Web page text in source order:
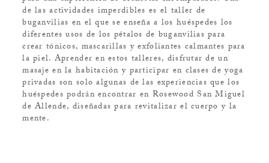
de las actividades imperdibles es el taller de
buganvilias en el que se enseña a los huéspedes los
diferentes usos de los pétalos de buganvilias para
crear tónicos, mascarillas y exfoliantes calmantes para
la piel. Aprender en estos talleres, disfrutar de un
masaje en la habitación y participar en clases de yoga
privadas son solo algunas de las experiencias que los
huéspedes podrán encontrar en Rosewood San Miguel
de Allende, diseñadas para revitalizar el cuerpo y la
mente.